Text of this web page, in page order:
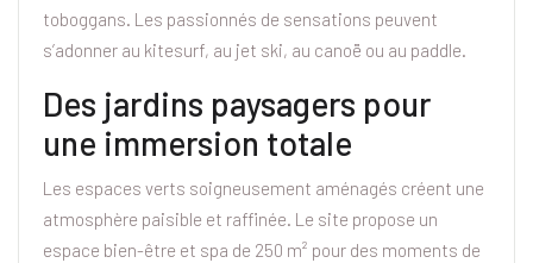
toboggans. Les passionnés de sensations peuvent
s’adonner au kitesurf, au jet ski, au canoë ou au paddle.
Des jardins paysagers pour
une immersion totale
Les espaces verts soigneusement aménagés créent une
atmosphère paisible et raffinée. Le site propose un
espace bien-être et spa de 250 m² pour des moments de